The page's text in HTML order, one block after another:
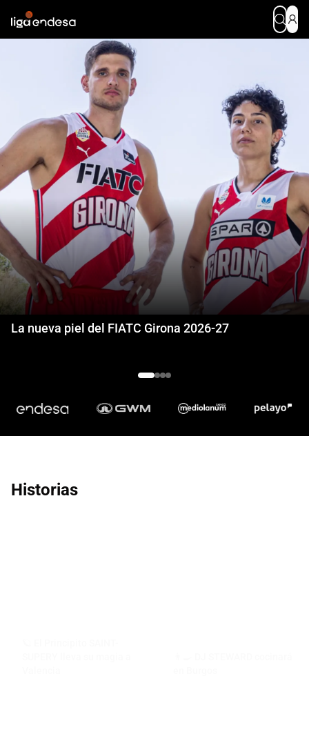
La nueva piel del FIATC Girona 2026-27
Historias